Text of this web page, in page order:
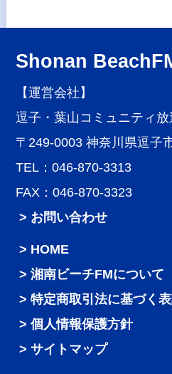
Shonan
【運営会社】
逗子・葉山コミュニティ
〒249-0003 神奈川県逗子
TEL：046-870-3313
FAX：046-870-3323
> お問い合わせ
HOME
湘南ビーチFMについて
特定商取引法に基づく
個人情報保護方針
サイトマップ